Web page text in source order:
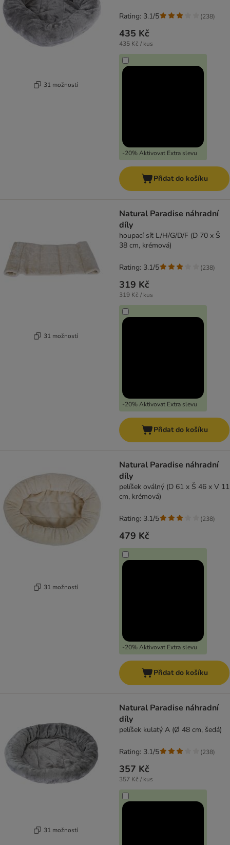
31 možností
435 Kč
435 Kč / kus
-20% Aktivovat Extra slevu
Rating: 3.1/5 (238)
Přidat do košíku
31 možností
Natural Paradise náhradní
díly
houpací síť L/H/G/D/F (D 70 x Š
38 cm, krémová)
319 Kč
319 Kč / kus
-20% Aktivovat Extra slevu
Rating: 3.1/5 (238)
Přidat do košíku
31 možností
Natural Paradise náhradní
díly
pelíšek oválný (D 61 x Š 46 x V 11
cm, krémová)
479 Kč
-20% Aktivovat Extra slevu
Rating: 3.1/5 (238)
Přidat do košíku
31 možností
Natural Paradise náhradní
díly
pelíšek kulatý A (Ø 48 cm, šedá)
357 Kč
357 Kč / kus
Rating: 3.1/5 (238)